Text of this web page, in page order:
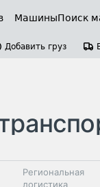
МашиныПоиск
Добавить груз
Региональная
логистика